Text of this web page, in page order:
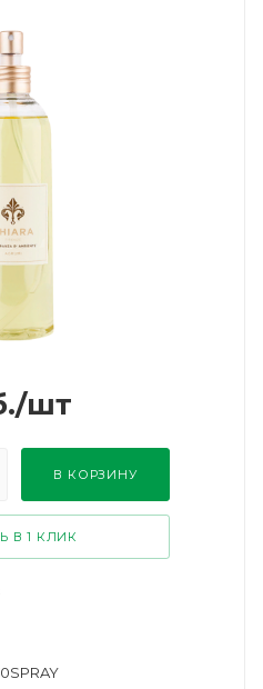
/шт
В КОРЗИНУ
В 1 КЛИК